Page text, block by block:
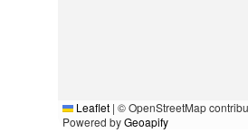
Leaflet | © OpenStreetMap
Powered byGeoapify